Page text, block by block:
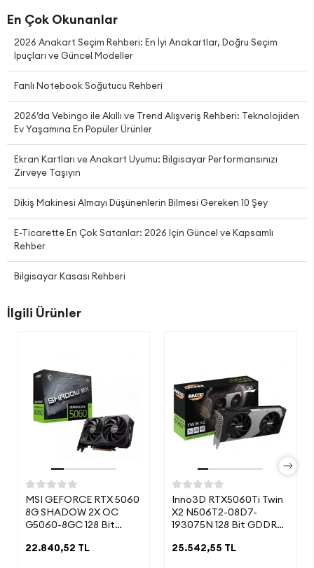
En Çok Okunanlar
2026 Anakart Seçim Rehberi: En İyi Anakartlar, Doğru Seçim
İpuçları ve Güncel Modeller
Fanlı Notebook Soğutucu Rehberi
2026’da Vebingo ile Akıllı ve Trend Alışveriş Rehberi: Teknolojiden
Ev Yaşamına En Popüler Ürünler
Ekran Kartları ve Anakart Uyumu: Bilgisayar Performansınızı
Zirveye Taşıyın
Dikiş Makinesi Almayı Düşünenlerin Bilmesi Gereken 10 Şey
E-Ticarette En Çok Satanlar: 2026 İçin Güncel ve Kapsamlı
Rehber
Bilgisayar Kasası Rehberi
İlgili Ürünler
MSI GEFORCE RTX 5060
8G SHADOW 2X OC
G5060-8GC 128 Bit
22.840,52 TL
Inno3D RTX5060Ti Twin
X2 N506T2-08D7-
193075N 128 Bit GDDR7
25.542,55 TL